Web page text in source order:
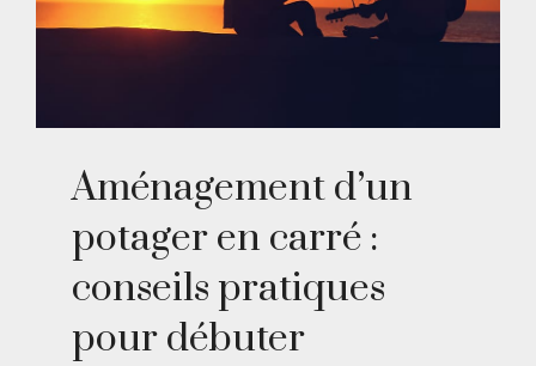
Aménagement d’un
potager en carré :
conseils pratiques
pour débuter